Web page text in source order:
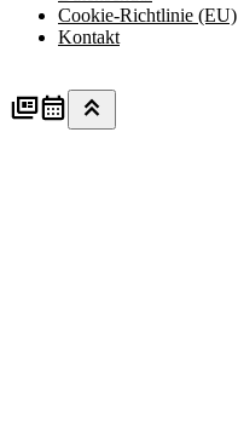
Cookie-Richtlinie (EU)
Kontakt